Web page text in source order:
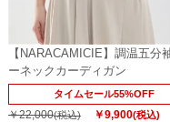
【NARACAMICIE】調温五分
ーネックカーディガン
タイムセール55%OFF
￥22,000(税込) ￥9,900(税込)